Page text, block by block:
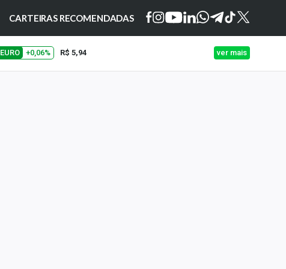
CARTEIRAS RECOMENDADAS
EURO +0,06% R$ 5,94 ver mais